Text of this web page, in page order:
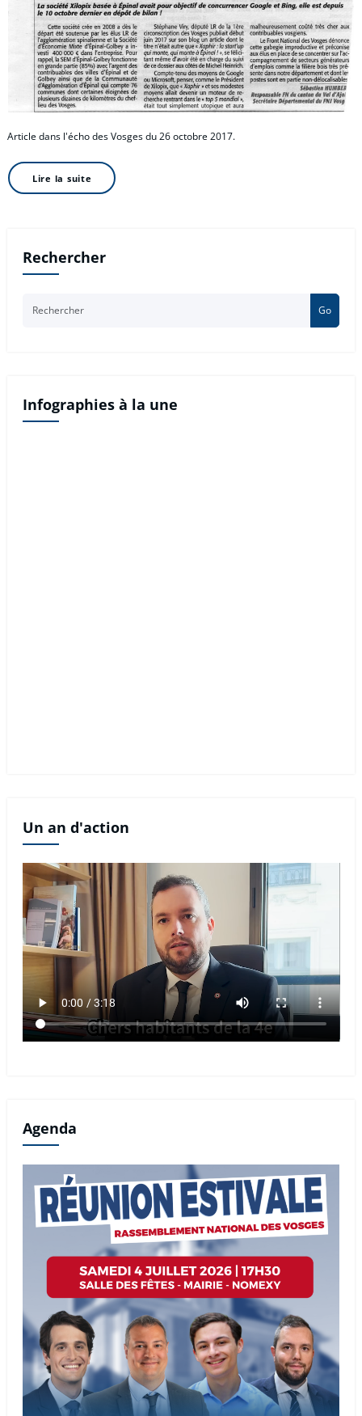
Article dans l'écho des Vosges du 26 octobre 2017.
Lire la suite
Rechercher
Go
Infographies à la une
Un an d'action
Agenda